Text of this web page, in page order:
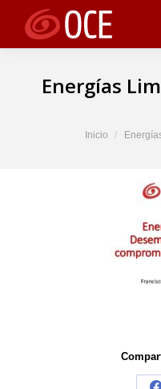
Energías
Estás aquí:
Inicio